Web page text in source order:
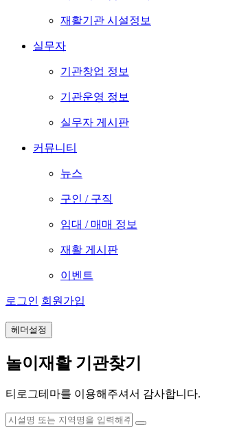
재활기관 시설정보
실무자
기관창업 정보
기관운영 정보
실무자 게시판
커뮤니티
뉴스
구인 / 구직
임대 / 매매 정보
재활 게시판
이벤트
로그인 회원가입
헤더설정
놀이재활 기관찾기
티로그테마를 이용해주셔서 감사합니다.